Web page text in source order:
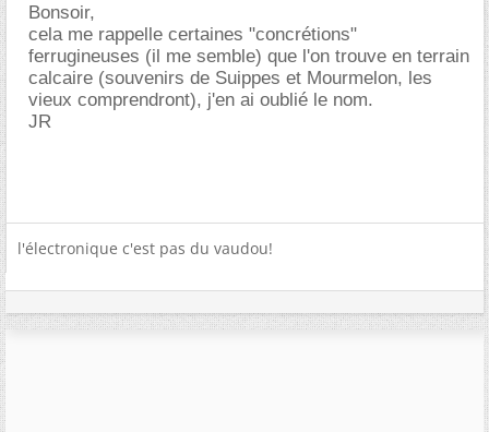
Bonsoir,
cela me rappelle certaines "concrétions"
ferrugineuses (il me semble) que l'on trouve en terrain
calcaire (souvenirs de Suippes et Mourmelon, les
vieux comprendront), j'en ai oublié le nom.
JR
l'électronique c'est pas du vaudou!